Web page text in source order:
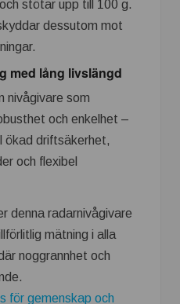
stötar upp till 100 g.
dessutom mot
med lång livslängd
nivågivare som
och enkelhet –
ökad driftsäkerhet,
och flexibel
denna radarnivågivare
mätning i alla
noggrannhet och
för gemenskap och